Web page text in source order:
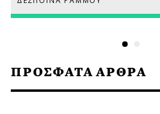
ΠΡΟΣΦΑΤΑ ΑΡΘΡΑ